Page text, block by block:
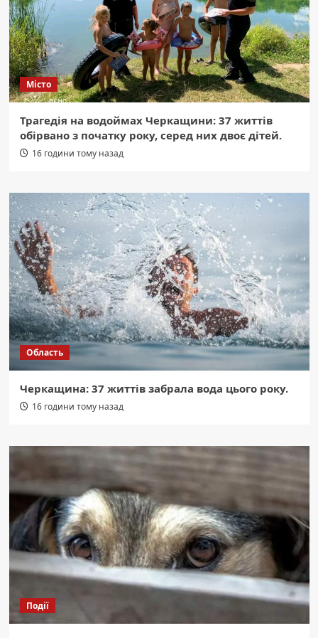
Місто
Трагедія на водоймах Черкащини: 37 життів
обірвано з початку року, серед них двоє дітей.
16 години тому назад
Область
Черкащина: 37 життів забрала вода цього року.
16 години тому назад
Події